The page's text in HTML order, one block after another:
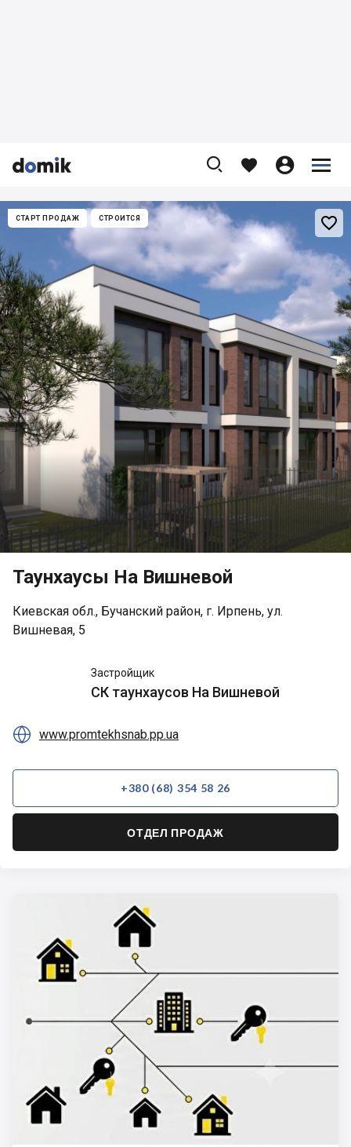


    


СТАРТ ПРОДАЖ СТРОИТСЯ 
Таунхаусы На Вишневой
Киевская обл., Бучанский район, г. Ирпень, ул.
Вишневая, 5
Застройщик
СК таунхаусов На Вишневой
 www.promtekhsnab.pp.ua
+380 (68) 354 58 26
ОТДЕЛ ПРОДАЖ